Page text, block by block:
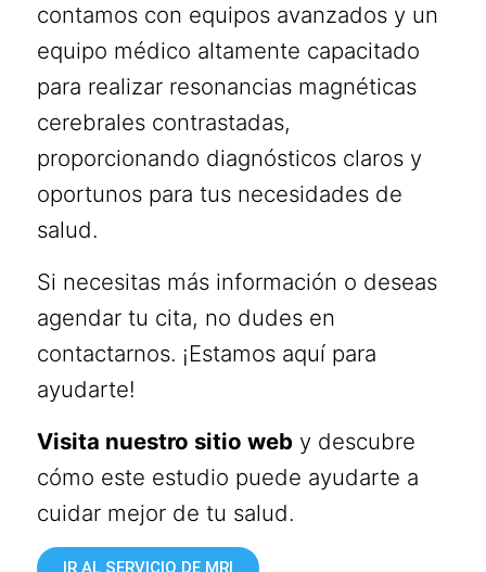
contamos con equipos avanzados y un
equipo médico altamente capacitado
para realizar resonancias magnéticas
cerebrales contrastadas,
proporcionando diagnósticos claros y
oportunos para tus necesidades de
salud.
Si necesitas más información o deseas
agendar tu cita, no dudes en
contactarnos. ¡Estamos aquí para
ayudarte!
Visita nuestro sitio web y descubre
cómo este estudio puede ayudarte a
cuidar mejor de tu salud.
IR AL SERVICIO DE MRI